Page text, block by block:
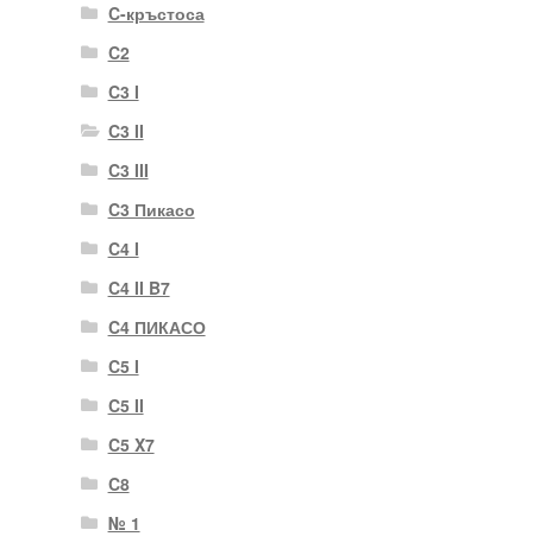
C-кръстоса
C2
C3 I
C3 II
C3 III
C3 Пикасо
C4 I
C4 II B7
C4 ПИКАСО
C5 I
C5 II
C5 X7
C8
№ 1